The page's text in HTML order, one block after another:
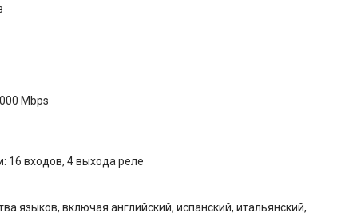
Mbps
: 16 входов, 4 выхода реле
языков, включая английский, испанский, итальянский,